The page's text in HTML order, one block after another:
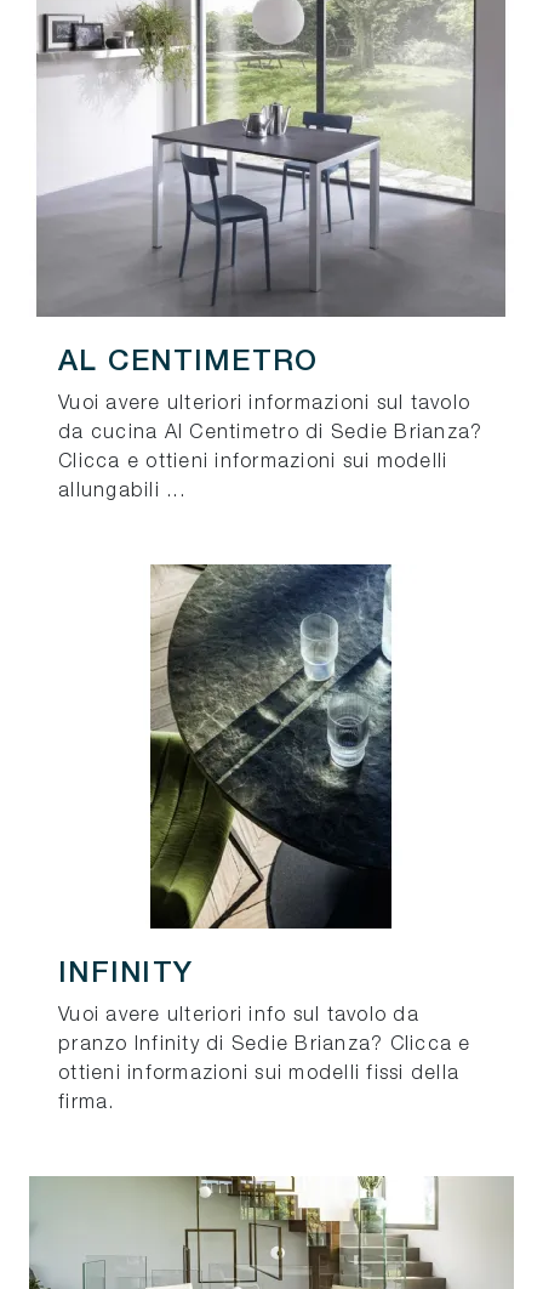
AL CENTIMETRO
Vuoi avere ulteriori informazioni sul tavolo
da cucina Al Centimetro di Sedie Brianza?
Clicca e ottieni informazioni sui modelli
allungabili ...
INFINITY
Vuoi avere ulteriori info sul tavolo da
pranzo Infinity di Sedie Brianza? Clicca e
ottieni informazioni sui modelli fissi della
firma.